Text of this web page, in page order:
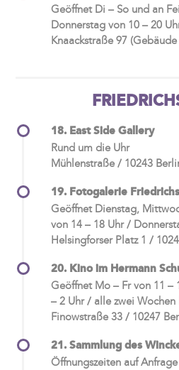
Geöffnet Di – So und an
Donnerstag von 10 – 20
Knaackstraße 97
18. East Side Gallery
Rund um die Uhr
Mühlenstraße / 10243
19. Fotogalerie
Geöffnet Dienstag,
von 14 – 18 Uhr /
Helsingforser Platz 1 /
20. Kino im Hermann
Geöffnet Mo – Fr von 11 –
– 2 Uhr / alle zwei Wochen
Finowstraße 33 / 10247
21. Sammlung des
Öffnungszeiten auf Anfrage